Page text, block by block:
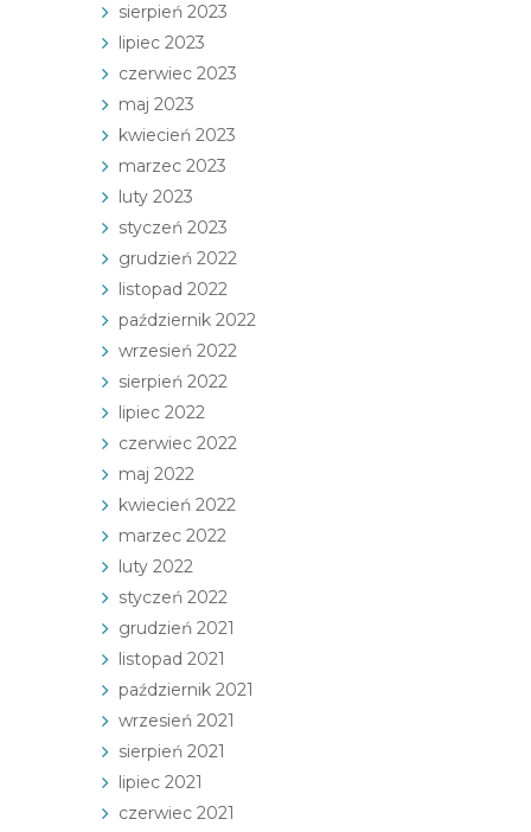
sierpień 2023
lipiec 2023
czerwiec 2023
maj 2023
kwiecień 2023
marzec 2023
luty 2023
styczeń 2023
grudzień 2022
listopad 2022
październik 2022
wrzesień 2022
sierpień 2022
lipiec 2022
czerwiec 2022
maj 2022
kwiecień 2022
marzec 2022
luty 2022
styczeń 2022
grudzień 2021
listopad 2021
październik 2021
wrzesień 2021
sierpień 2021
lipiec 2021
czerwiec 2021